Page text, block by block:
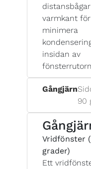
varmkant
minimera
insidan av
Gångjärn
90
Vridfönster
grader)
Ett